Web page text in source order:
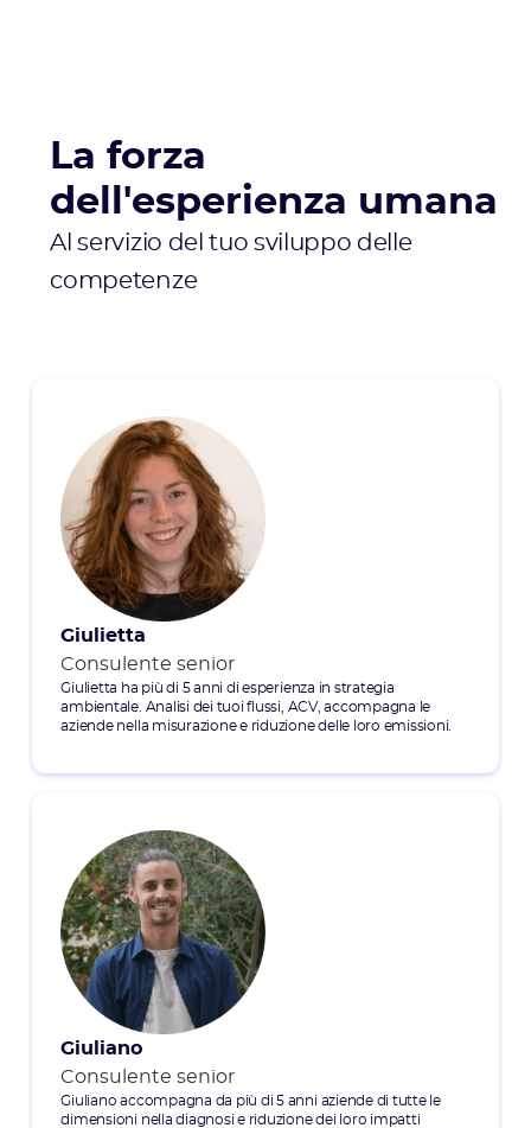
La forza
dell'esperienza umana
Al servizio del tuo sviluppo delle
competenze
Giulietta
Consulente senior
Giulietta ha più di 5 anni di esperienza in strategia
ambientale. Analisi dei tuoi flussi, ACV, accompagna le
aziende nella misurazione e riduzione delle loro emissioni.
Giuliano
Consulente senior
Giuliano accompagna da più di 5 anni aziende di tutte le
dimensioni nella diagnosi e riduzione dei loro impatti